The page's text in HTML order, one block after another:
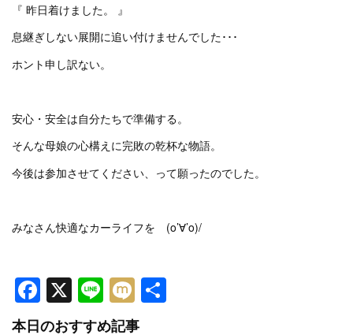
『 昨日着けました。 』
息継ぎしない展開に追い付けませんでした･･･
ホント申し訳ない。
安心・安全は自分たちで準備する。
そんな母娘の心構えに完敗の乾杯な物語。
今後は参加させてください、って願ったのでした。
みなさん快適なカーライフを (o’∀’o)/
Facebook
X LineMixi
本日のおすすめ記事